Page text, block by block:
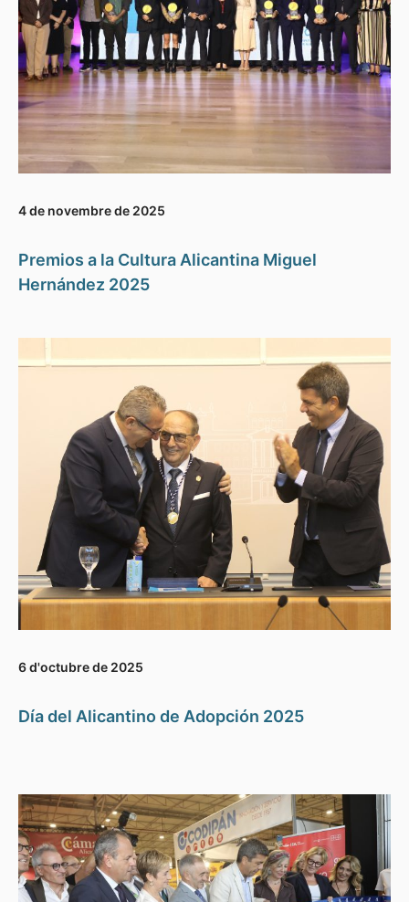
4 de novembre de 2025
Premios a la Cultura Alicantina Miguel
Hernández 2025
6 d'octubre de 2025
Día del Alicantino de Adopción 2025